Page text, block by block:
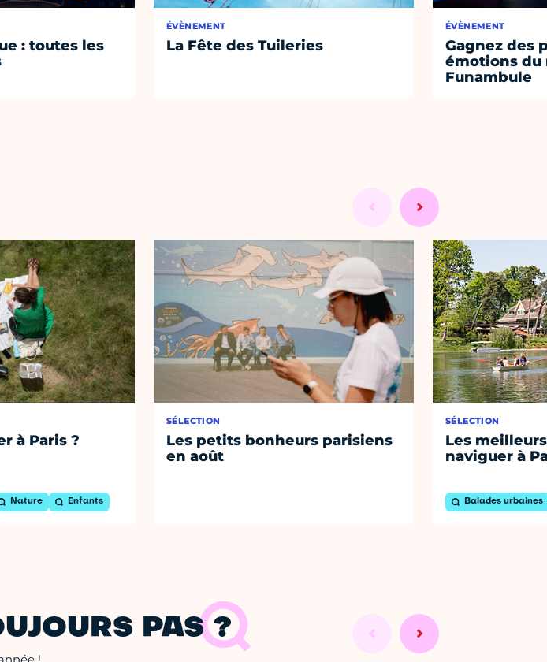
: toutes les
ÉVÈNEMENT
La Fête des Tuileries
ÉVÈNEMENT
Gagnez des
émotions du
Funambule
à Paris ?
Nature Enfants
SÉLECTION
Les petits bonheurs parisiens
en août
SÉLECTION
Les
naviguer à
Balades urbaines
PAS ?
!